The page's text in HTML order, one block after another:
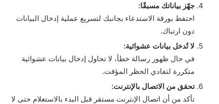
جهّز بياناتك مسبقًا:
احتفظ بورقة الاستدعاء بجانبك لتسريع عملية إدخال البيانات
دون ارتباك.
لا تُدخل بيانات عشوائية:
في حال ظهور رسالة خطأ، لا تحاول إدخال بيانات عشوائية
متكررة لتفادي الحظر المؤقت.
تحقق من الاتصال بالإنترنت:
تأكد من أن اتصال الإنترنت مستقر قبل البدء بالاستعلام حتى لا